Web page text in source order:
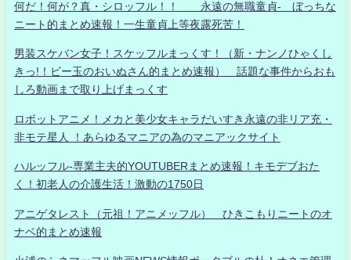
何だ！何が？真・シロッフル！！ 永遠の無職童貞- ぼっちな
ニート的まとめ速報！一生童貞上等夜露死苦！
男装スケバン女子！スケッフルまっくす！（新・ナンノひゃくし
きっ!！ビー玉のおいぬさん的まとめ速報） 話題な事件からおも
しろ動画まで取り上げまっくす
ロボットアニメ！メカと美少女キャラだいすき永遠の非リア充・
非モテ星人 ！あらゆるマニアの為のマニアックサイト
ハルッフル-専業主夫的YOUTUBERまとめ速報！キモデブおた
く！初老人の介護生活！激動の1750日
アニゲタレスト（元祖！アニメッフル） ひきこもりニートのオ
ナベ的まとめ速報